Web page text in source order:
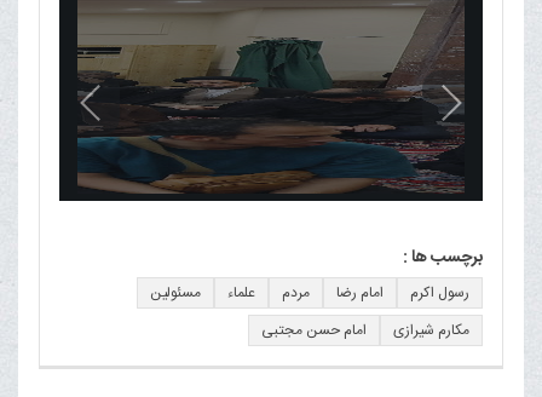
برچسب ها :
رسول اکرم امام رضا مردم علماء
مسئولین
مکارم شیرازی
امام حسن مجتبی